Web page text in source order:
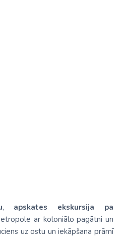
, apskates ekskursija pa
ar koloniālo pagātni un
uz ostu un iekāpšana prāmī